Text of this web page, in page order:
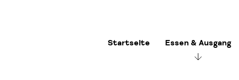
Startseite Essen & Ausgang